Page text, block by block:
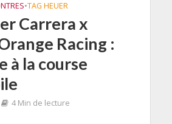
•TAG HEUER
Carrera x
Racing :
à la course
4 Min de lecture